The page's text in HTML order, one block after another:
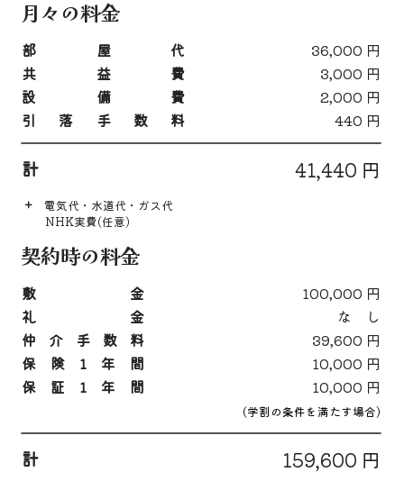
月々の料金
部屋代
36,000 円
共益費
3,000 円
設備費
2,000 円
引落手数料
440 円
計 41,440 円
＋
電気代・水道代・ガス代
NHK実費(任意)
契約時の料金
敷金
100,000 円
礼金
な し
仲介手数料
39,600 円
保険1年間
10,000 円
保証1年間
10,000 円
(学割の条件を満たす場合)
計 159,600 円